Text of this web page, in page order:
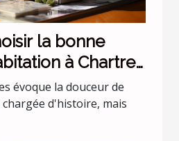
la bonne
à Chartres
évoque la douceur de
d'histoire, mais